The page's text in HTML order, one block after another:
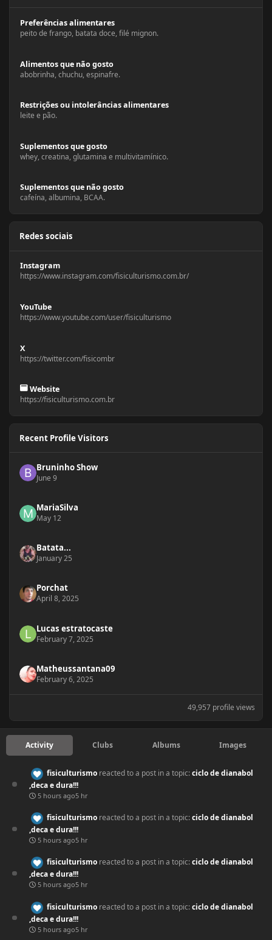
Preferências alimentares
peito de frango, batata doce, filé mignon.
Alimentos que não gosto
abobrinha, chuchu, espinafre.
Restrições ou intolerâncias alimentares
leite e pão.
Suplementos que gosto
whey, creatina, glutamina e multivitamínico.
Suplementos que não gosto
cafeína, albumina, BCAA.
Redes sociais
Instagram
https://www.instagram.com/fisiculturismo.com.br/
YouTube
https://www.youtube.com/user/fisiculturismo
X
https://twitter.com/fisicombr
Website
https://fisiculturismo.com.br
Recent Profile Visitors
Bruninho Show
June 9
MariaSilva
May 12
Batata...
January 25
Porchat
April 8, 2025
Lucas estratocaste
February 7, 2025
Matheussantana09
February 6, 2025
49,957 profile views
Activity Clubs Albums Images
fisiculturismo reacted to a post in a topic:ciclo de dianabol
,deca e dura!!!
5 hours ago5 hr
fisiculturismo reacted to a post in a topic:ciclo de dianabol
,deca e dura!!!
5 hours ago5 hr
fisiculturismo reacted to a post in a topic:ciclo de dianabol
,deca e dura!!!
5 hours ago5 hr
fisiculturismo reacted to a post in a topic:ciclo de dianabol
,deca e dura!!!
5 hours ago5 hr